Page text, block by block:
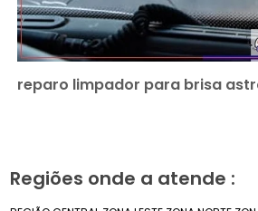
reparo limpador para brisa
Regiões onde a atende :